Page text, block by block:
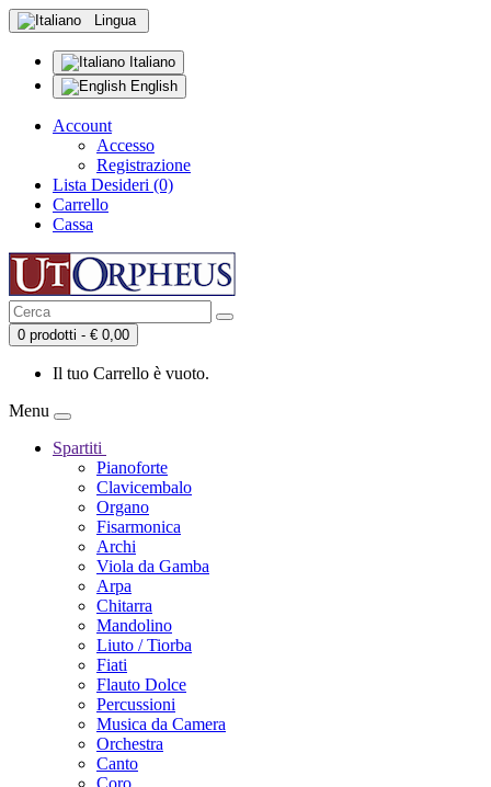
Lingua
Italiano
English
Account
Accesso
Registrazione
Lista Desideri (0)
Carrello
Cassa
0 prodotti - € 0,00
Il tuo Carrello è vuoto.
Menu
Spartiti
Pianoforte
Clavicembalo
Organo
Fisarmonica
Archi
Viola da Gamba
Arpa
Chitarra
Mandolino
Liuto / Tiorba
Fiati
Flauto Dolce
Percussioni
Musica da Camera
Orchestra
Canto
Coro